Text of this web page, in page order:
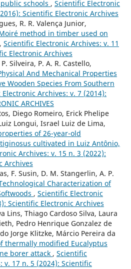
schools , Scientific Electronic
Scientific Electronic Archives
R. R. Valença Junior,
method in timber used on
, Scientific Electronic Archives: v. 11
Electronic Archives
Silveira, P. A. R. Castello,
And Mechanical Properties
Wooden Species From Southern
Archives: v. 7 (2014):
ARCHIVES
Diego Romeiro, Erick Phelipe
Longui, Israel Luiz de Lima,
of 26-year-old
cultivated in Luiz Antônio,
Archives: v. 15 n. 3 (2022):
Archives
F. Susin, D. M. Stangerlin, A. P.
Characterization of
, Scientific Electronic
Scientific Electronic Archives
Lins, Thiago Cardoso Silva, Laura
Pedro Henrique Gonzalez de
Jorge Klitzke, Márcio Pereira da
thermally modified Eucalyptus
borer attack , Scientific
v. 17 n. 5 (2024): Scientific